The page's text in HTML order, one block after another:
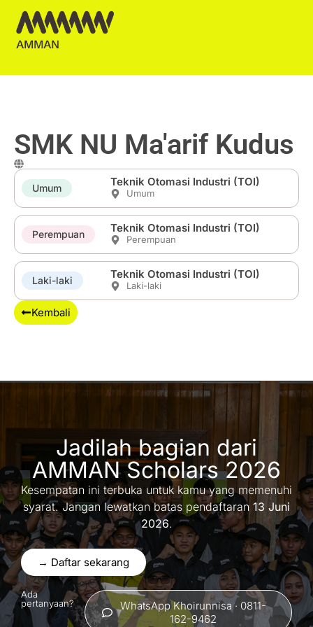
SMK NU Ma'arif Kudus
Umum Teknik Otomasi Industri (TOI)
Umum
Perempuan Teknik Otomasi Industri (TOI)
Perempuan
Laki-laki Teknik Otomasi Industri (TOI)
Laki-laki
Kembali
Jadilah bagian dari
AMMAN Scholars 2026
Kesempatan ini terbuka untuk kamu yang memenuhi
syarat. Jangan lewatkan batas pendaftaran 13 Juni
2026.
→ Daftar sekarang
Ada
pertanyaan?
WhatsApp Khoirunnisa · 0811-
162-9462